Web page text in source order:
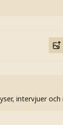
intervjuer